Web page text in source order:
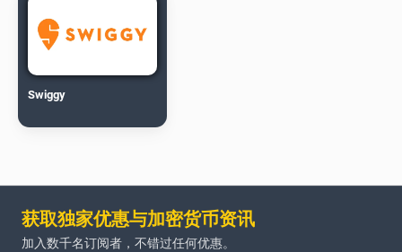
Swiggy
获取独家优惠与加密货币资讯
加入数千名订阅者，不错过任何优惠。